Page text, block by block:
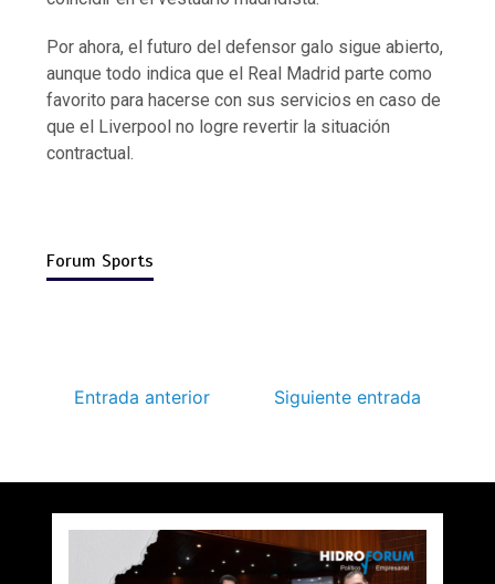
Por ahora, el futuro del defensor galo sigue abierto,
aunque todo indica que el Real Madrid parte como
favorito para hacerse con sus servicios en caso de
que el Liverpool no logre revertir la situación
contractual.
Forum Sports
Entrada anterior Siguiente entrada